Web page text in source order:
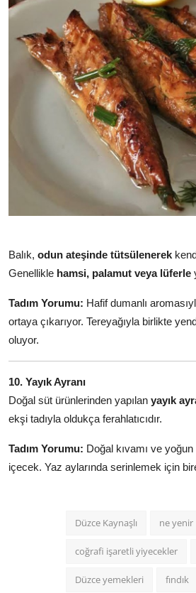
Balık, odun ateşinde tütsülenerek
Genellikle hamsi, palamut veya lüferle
Tadım Yorumu: Hafif dumanlı
ortaya çıkarıyor. Tereyağıyla birlikte
oluyor.
10. Yayık Ayranı
Doğal süt ürünlerinden yapılan yayık
ekşi tadıyla oldukça ferahlatıcıdır.
Tadım Yorumu: Doğal kıvamı ve
içecek. Yaz aylarında serinlemek için
Düzce Kaynaşlı ne yenir
coğrafi işaretli yiyecekler
Düzce yemekleri fındık